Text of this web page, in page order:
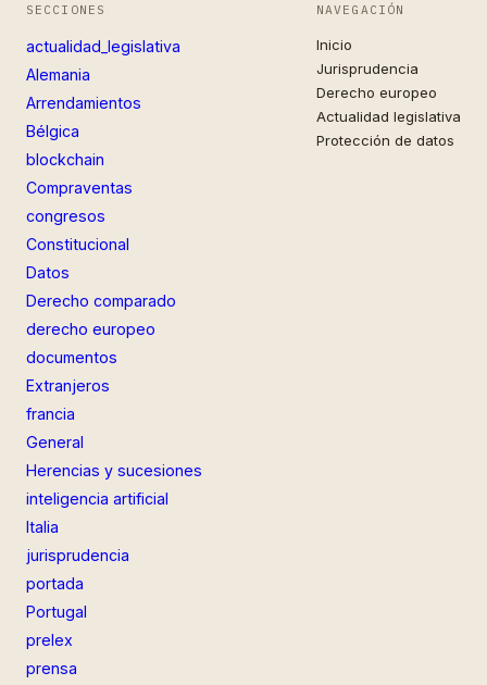
SECCIONES
actualidad_legislativa
Alemania
Arrendamientos
Bélgica
blockchain
Compraventas
congresos
Constitucional
Datos
Derecho comparado
derecho europeo
documentos
Extranjeros
francia
General
Herencias y sucesiones
inteligencia artificial
Italia
jurisprudencia
portada
Portugal
prelex
prensa
NAVEGACIÓN
Inicio
Jurisprudencia
Derecho europeo
Actualidad legislativa
Protección de datos